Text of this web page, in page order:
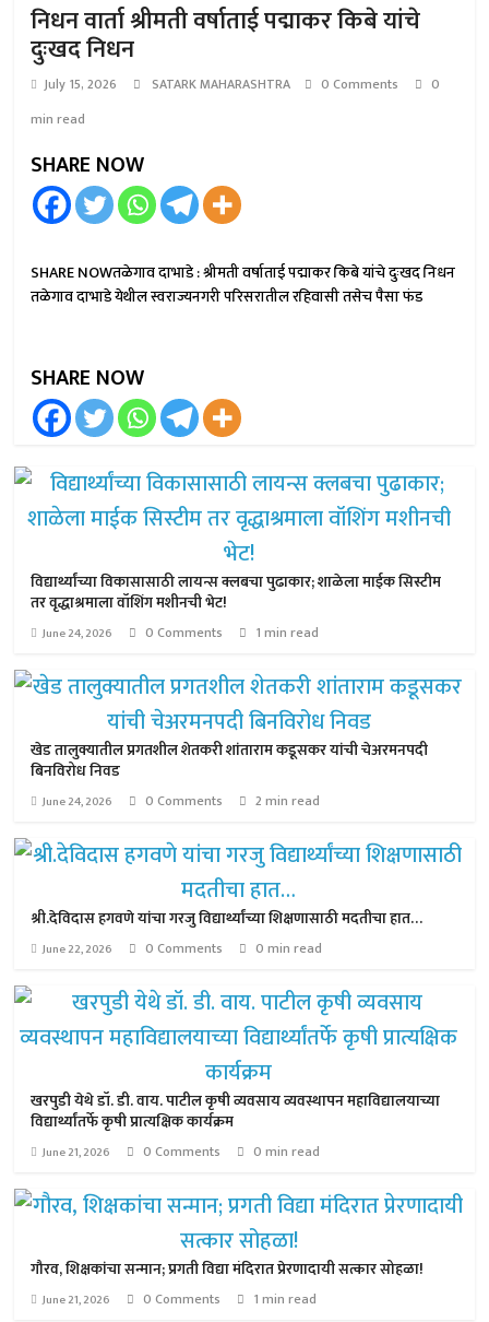
निधन वार्ता श्रीमती वर्षाताई पद्माकर किबे यांचे
दुःखद निधन
July 15, 2026 SATARK MAHARASHTRA 0 Comments
0
min read
SHARE NOW
SHARE NOWतळेगाव दाभाडे : श्रीमती वर्षाताई पद्माकर किबे यांचे दुःखद निधन
तळेगाव दाभाडे येथील स्वराज्यनगरी परिसरातील रहिवासी तसेच पैसा फंड
SHARE NOW
विद्यार्थ्यांच्या विकासासाठी लायन्स क्लबचा पुढाकार; शाळेला माईक सिस्टीम
तर वृद्धाश्रमाला वॉशिंग मशीनची भेट!
June 24, 2026 0 Comments 1 min read
खेड तालुक्यातील प्रगतशील शेतकरी शांताराम कडूसकर यांची चेअरमनपदी
बिनविरोध निवड
June 24, 2026 0 Comments 2 min read
श्री.देविदास हगवणे यांचा गरजु विद्यार्थ्यांच्या शिक्षणासाठी मदतीचा हात…
June 22, 2026 0 Comments 0 min read
खरपुडी येथे डॉ. डी. वाय. पाटील कृषी व्यवसाय व्यवस्थापन महाविद्यालयाच्या
विद्यार्थ्यांतर्फे कृषी प्रात्यक्षिक कार्यक्रम
June 21, 2026 0 Comments 0 min read
गौरव, शिक्षकांचा सन्मान; प्रगती विद्या मंदिरात प्रेरणादायी सत्कार सोहळा!
June 21, 2026 0 Comments 1 min read